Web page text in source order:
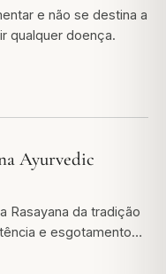
e não se destina a
qualquer doença.
Ayurvedic
Rasayana da tradição
e esgotamento…